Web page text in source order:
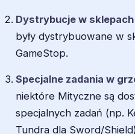
Dystrybucje w sklepach
były dystrybuowane w
GameStop.
Specjalne zadania w
niektóre Mityczne są
specjalnych zadań (np.
Tundra dla Sword/